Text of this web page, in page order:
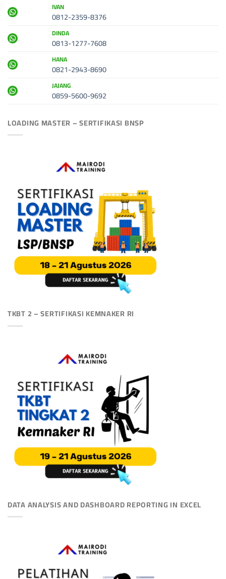
IVAN
0812-2359-8376
DINDA
0813-1277-7608
HANA
0821-2943-8690
JAJANG
0859-5600-9692
LOADING MASTER – SERTIFIKASI BNSP
TKBT 2 – SERTIFIKASI KEMNAKER RI
DATA ANALYSIS AND DASHBOARD REPORTING IN EXCEL